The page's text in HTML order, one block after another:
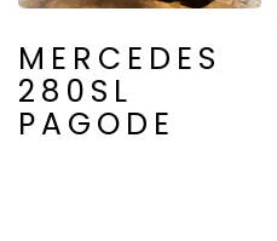
MERCEDES
280SL
PAGODE